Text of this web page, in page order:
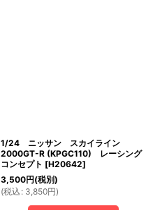
1/24 ニッサン スカイライン
2000GT-R (KPGC110) レーシング
コンセプト [H20642]
3,500円(税別)
(税込 : 3,850円)